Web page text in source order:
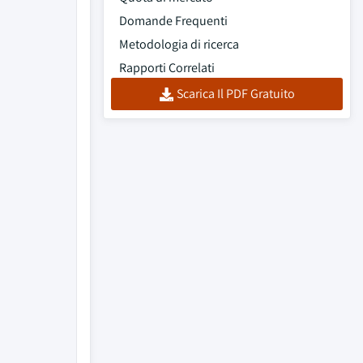
Domande Frequenti
Metodologia di ricerca
Rapporti Correlati
Scarica Il PDF Gratuito